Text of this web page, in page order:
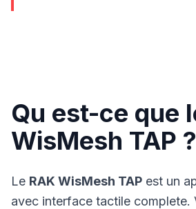
Qu est-ce que
WisMesh TAP ?
Le RAK WisMesh TAP est un
avec interface tactile complete.